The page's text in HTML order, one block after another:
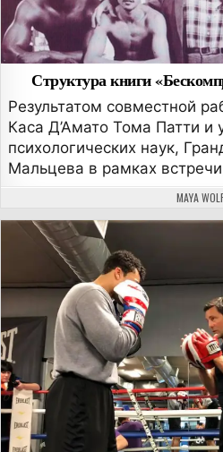
Структура книги
Результатом совместной
Каса Д’Амато Тома Патти и
психологических наук,
Мальцева в рамках
АВТОР:
MAYA